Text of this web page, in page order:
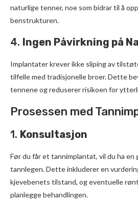
naturlige tenner, noe som bidrar til å
benstrukturen.
4. Ingen Påvirkning på
Implantater krever ikke sliping av
tilfelle med tradisjonelle broer. Dette
tennene og reduserer risikoen for
Prosessen med
1. Konsultasjon
Før du får et tannimplantat, vil du ha en
tannlegen. Dette inkluderer en
kjevebenets tilstand, og eventuelle
planlegge behandlingen.